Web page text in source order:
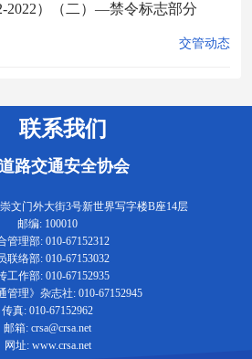
2022）（二）—禁令标志部分
交管动态
联系我们
路交通安全协会
文门外大街3号新世界写字楼B座14层
邮编: 100010
管理部: 010-67152312
联络部: 010-67153032
工作部: 010-67152935
管理》杂志社: 010-67152945
传真: 010-67152962
邮箱: crsa@crsa.net
网址: www.crsa.net